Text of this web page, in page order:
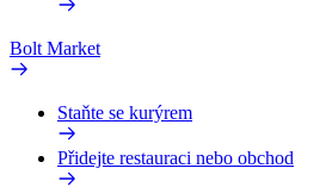
Bolt Market
Staňte se kurýrem
Přidejte restauraci nebo obchod